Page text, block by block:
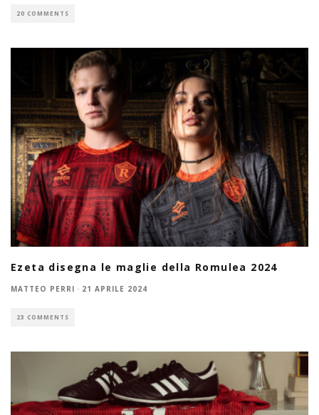
20 COMMENTS
Ezeta disegna le maglie della Romulea 2024
MATTEO PERRI · 21 APRILE 2024
23 COMMENTS